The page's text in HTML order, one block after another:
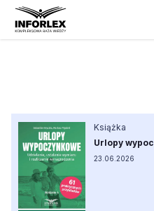
Książka
Urlopy
23.06.2026